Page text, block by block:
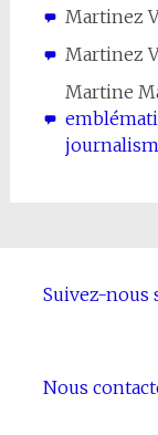
Martinez
Martinez
Martine
Suivez-nous
Nous